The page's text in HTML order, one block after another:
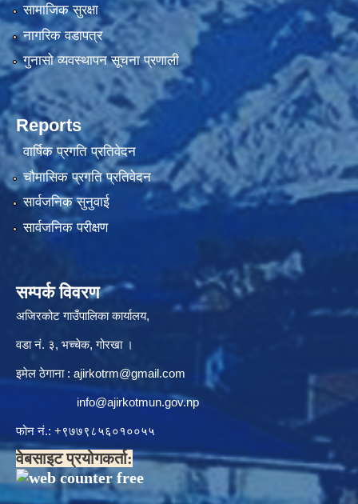
सामाजिक सुरक्षा
नागरिक वडापत्र
गुनासो व्यवस्थापन सूचना प्रणाली
Reports
वार्षिक प्रगति प्रतिवेदन
चौमासिक प्रगति प्रतिवेदन
सार्वजनिक सुनुवाई
सार्वजनिक परीक्षण
सम्पर्क विवरण
अजिरकोट गाउँपालिका कार्यालय,
वडा नं. ३, भच्चेक, गोरखा ।
इमेल ठेगाना : ajirkotrm@gmail.com
info@ajirkotmun.gov.np
फोन नं.: ‍‌+९७७९८५६०१००५५
वेबसाइट प्रयोगकर्ता: